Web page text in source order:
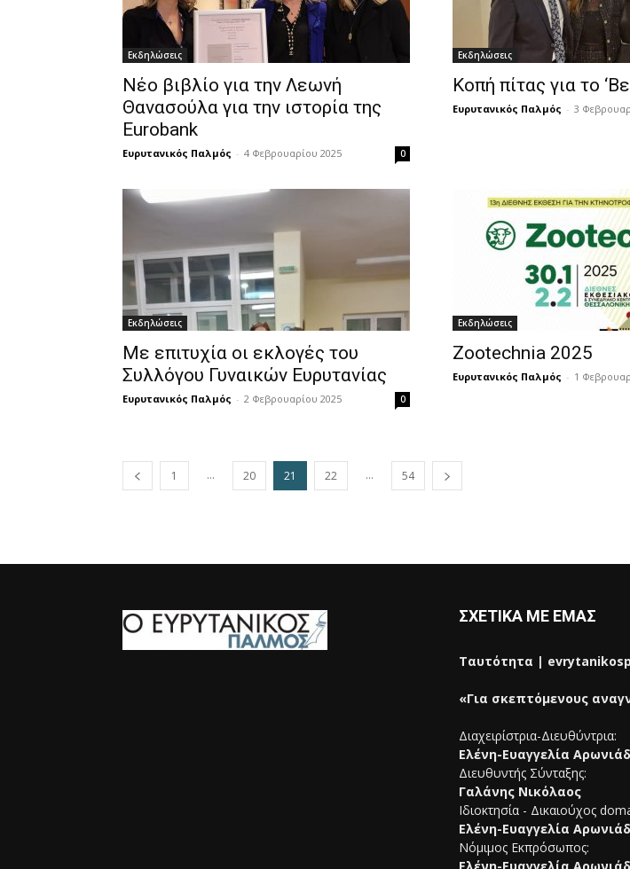
Εκδηλώσεις
Νέο βιβλίο για την Λεωνή
Θανασούλα για την ιστορία της
Eurobank
Ευρυτανικός Παλμός - 4 Φεβρουαρίου 2025 0
Εκδηλώσεις
Κοπή πίτας για το
Ευρυτανικός Παλμός - 3
Εκδηλώσεις
Με επιτυχία οι εκλογές του
Συλλόγου Γυναικών Ευρυτανίας
Ευρυτανικός Παλμός - 2 Φεβρουαρίου 2025 0
Εκδηλώσεις
Zootechnia 2025
Ευρυτανικός Παλμός - 1
1 ... 20 21 22 ... 54
ΣΧΕΤΙΚΑ ΜΕ ΕΜΑΣ
Ταυτότητα |
«Για σκεπτόμενους
Διαχειρίστρια-Διευθύντρια:
Ελένη-Ευαγγελία
Διευθυντής Σύνταξης:
Γαλάνης Νικόλαος
Ιδιοκτησία - Δικαιούχος
Ελένη-Ευαγγελία
Νόμιμος Εκπρόσωπος: